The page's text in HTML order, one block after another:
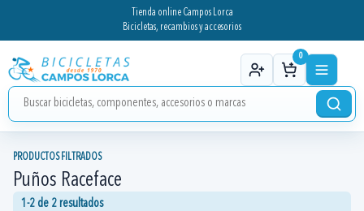
Tienda online Campos Lorca
Bicicletas, recambios y accesorios
0
PRODUCTOS FILTRADOS
Puños Raceface
1-2 de 2 resultados